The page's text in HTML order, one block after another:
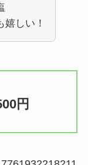
しい！
円